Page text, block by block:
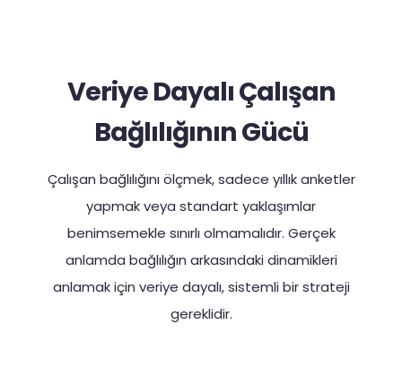
Veriye Dayalı Çalışan
Bağlılığının Gücü
Çalışan bağlılığını ölçmek, sadece yıllık anketler
yapmak veya standart yaklaşımlar
benimsemekle sınırlı olmamalıdır. Gerçek
anlamda bağlılığın arkasındaki dinamikleri
anlamak için veriye dayalı, sistemli bir strateji
gereklidir.